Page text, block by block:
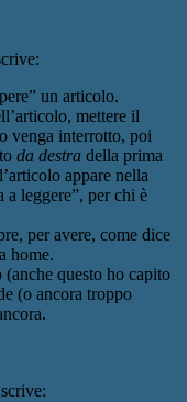
un articolo.
mettere il
venga interrotto, poi
da destra della prima
appare nella
leggere”, per chi è
per avere, come dice
home.
questo ho capito
(o ancora troppo
scrive: